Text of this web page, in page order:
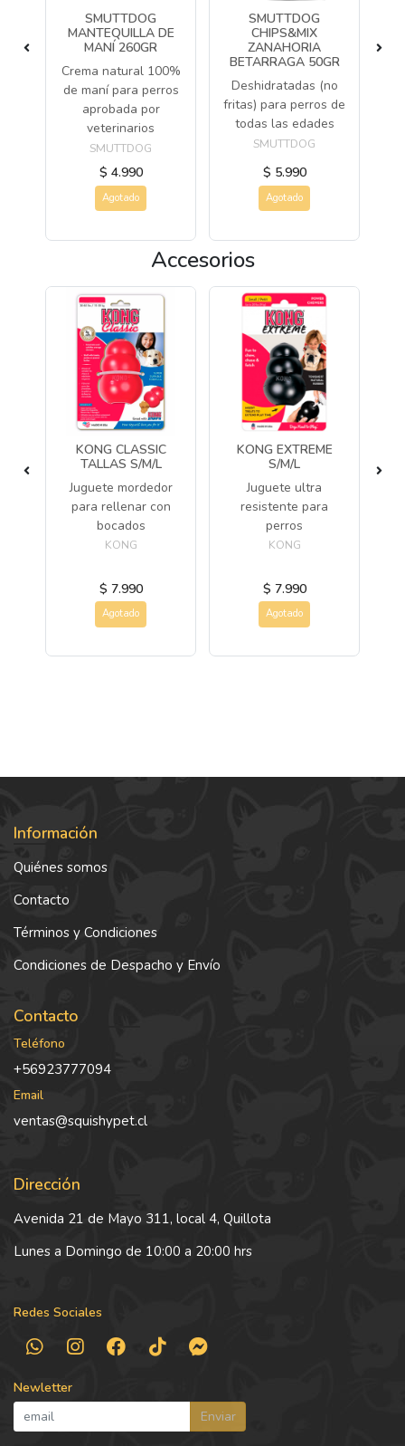
SMUTTDOG
MANTEQUILLA DE
MANÍ 260GR
Crema natural 100%
de maní para perros
aprobada por
veterinarios
SMUTTDOG
$ 4.990
Agotado
SMUTTDOG
CHIPS&MIX
ZANAHORIA
BETARRAGA 50GR
Deshidratadas (no
fritas) para perros de
todas las edades
SMUTTDOG
$ 5.990
Agotado
Accesorios
KONG CLASSIC
TALLAS S/M/L
Juguete mordedor
para rellenar con
bocados
KONG
$ 7.990
Agotado
KONG EXTREME
S/M/L
Juguete ultra
resistente para
perros
KONG
$ 7.990
Agotado
Información
Quiénes somos
Contacto
Términos y Condiciones
Condiciones de Despacho y Envío
Contacto
Teléfono
+56923777094
Email
ventas@squishypet.cl
Dirección
Avenida 21 de Mayo 311, local 4, Quillota
Lunes a Domingo de 10:00 a 20:00 hrs
Redes Sociales
Newletter
Enviar